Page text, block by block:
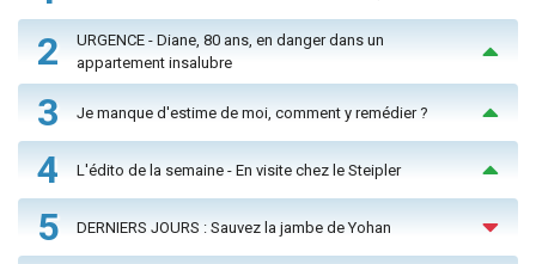
2
URGENCE - Diane, 80 ans, en danger dans un
appartement insalubre
3 Je manque d'estime de moi, comment y remédier ?
4 L'édito de la semaine - En visite chez le Steipler
5 DERNIERS JOURS : Sauvez la jambe de Yohan